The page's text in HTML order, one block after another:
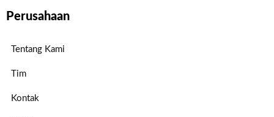
Perusahaan
Tentang Kami
Tim
Kontak